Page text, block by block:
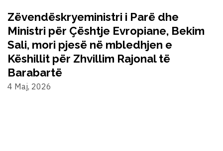
Zëvendëskryeministri i Parë dhe
Ministri për Çështje Evropiane, Bekim
Sali, mori pjesë në mbledhjen e
Këshillit për Zhvillim Rajonal të
Barabartë
4 Maj, 2026